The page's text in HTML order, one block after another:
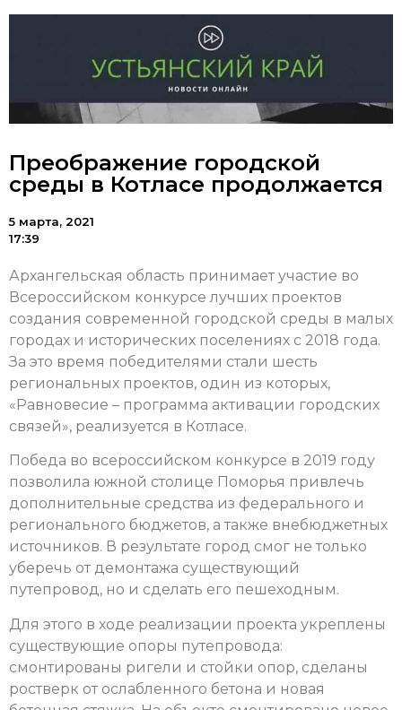
Преображение городской
среды в Котласе продолжается
5 марта, 2021
17:39
Архангельская область принимает участие во
Всероссийском конкурсе лучших проектов
создания современной городской среды в малых
городах и исторических поселениях с 2018 года.
За это время победителями стали шесть
региональных проектов, один из которых,
«Равновесие – программа активации городских
связей», реализуется в Котласе.
Победа во всероссийском конкурсе в 2019 году
позволила южной столице Поморья привлечь
дополнительные средства из федерального и
регионального бюджетов, а также внебюджетных
источников. В результате город смог не только
уберечь от демонтажа существующий
путепровод, но и сделать его пешеходным.
Для этого в ходе реализации проекта укреплены
существующие опоры путепровода:
смонтированы ригели и стойки опор, сделаны
ростверк от ослабленного бетона и новая